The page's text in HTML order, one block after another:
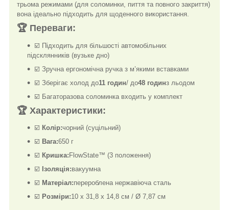
трьома режимами (для соломинки, пиття та повного закриття)
вона ідеально підходить для щоденного використання.
🏆 Переваги:
☑️ Підходить для більшості автомобільних
підсклянників (вузьке дно)
☑️ Зручна ергономічна ручка з м’якими вставками
☑️ Зберігає холод до11 годин/ до48 годинз льодом
☑️ Багаторазова соломинка входить у комплект
🏆 Характеристики:
☑️ Колір:чорний (суцільний)
☑️ Вага:650 г
☑️ Кришка: FlowState™ (3 положення)
☑️ Ізоляція:вакуумна
☑️ Матеріал:перероблена нержавіюча сталь
☑️ Розміри:10 x 31,8 x 14,8 см / Ø 7,87 см